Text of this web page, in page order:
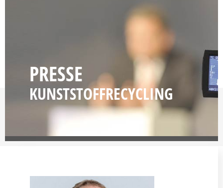
PRESSE
KUNST­STOFFRECYCLING